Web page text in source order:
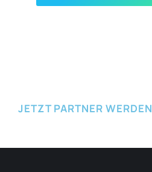
JETZT PARTNER WERDEN